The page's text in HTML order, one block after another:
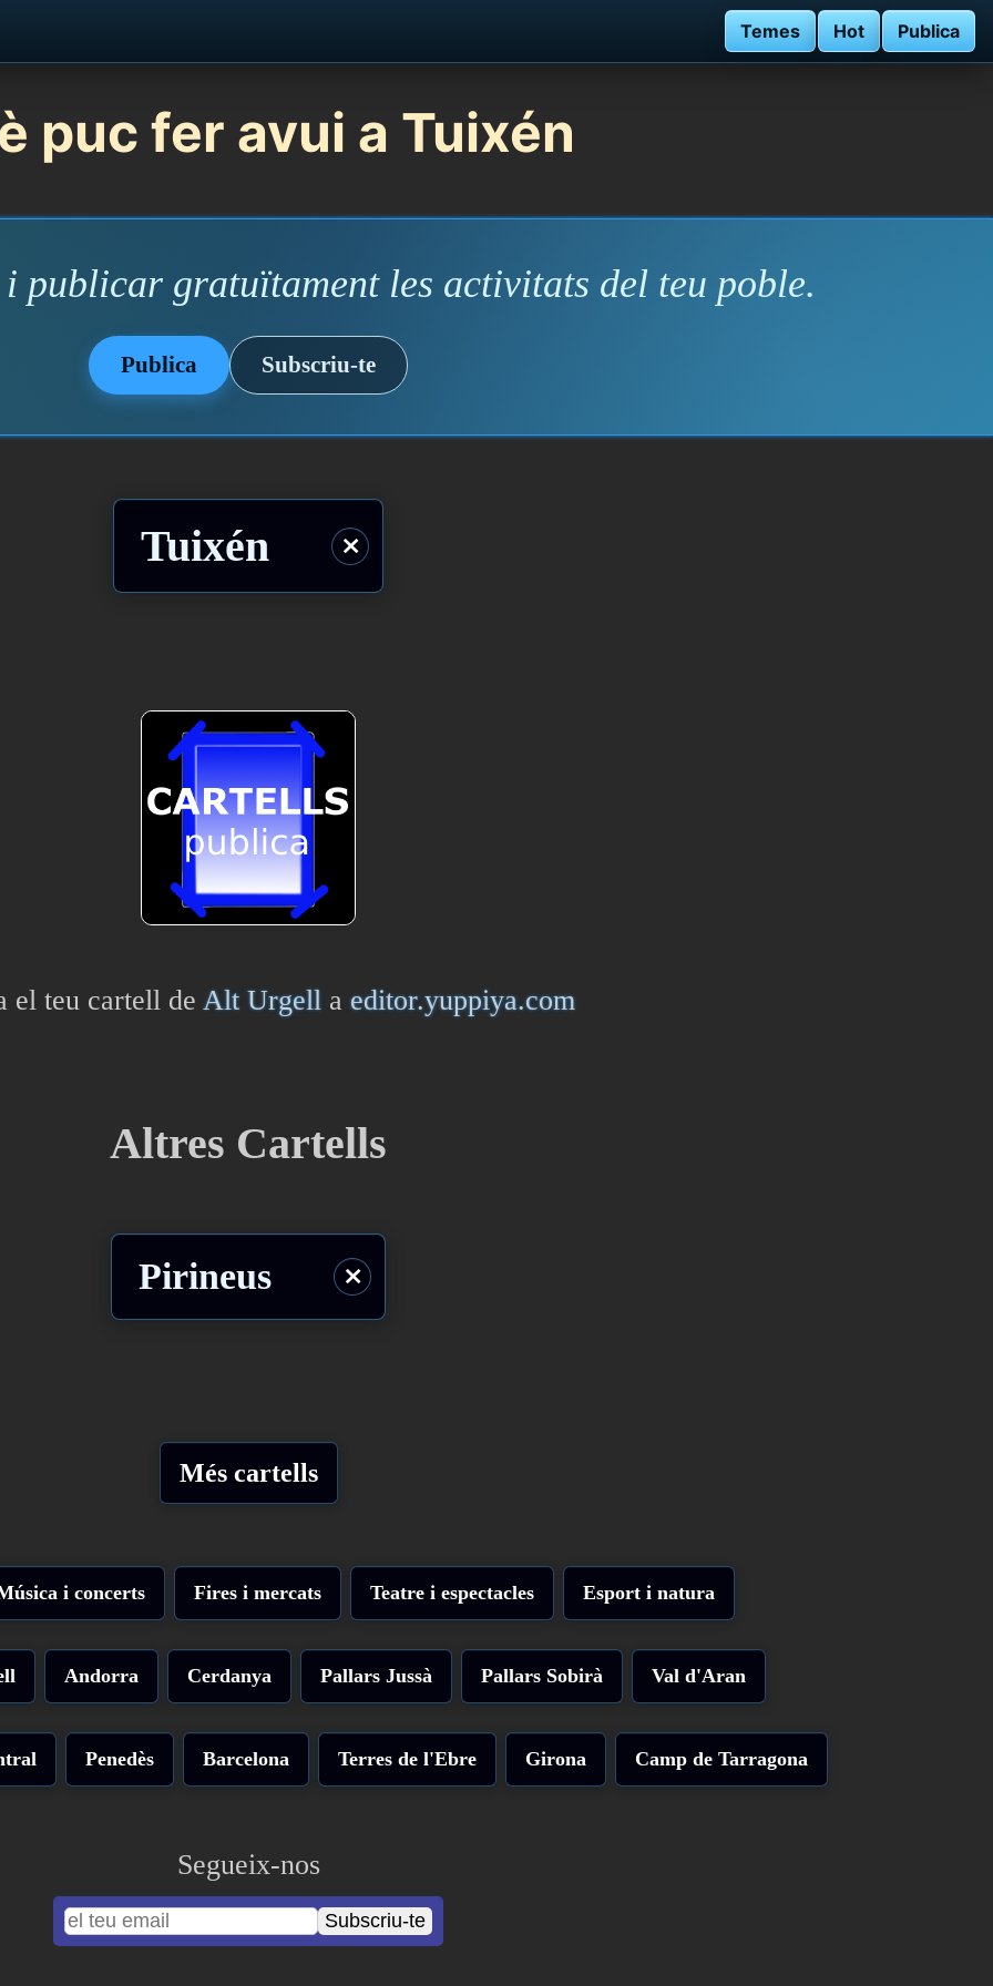
Temes Hot Publica
puc fer avui a Tuixén
publicar gratuïtament les activitats del teu poble.
Publica Subscriu-te
Tuixén ⨯
el teu cartell de Alt Urgell aeditor.yuppiya.com
Altres Cartells
Pirineus ⨯
Més cartells
i concerts Fires i mercats Teatre i espectacles Esport i natura
Andorra Cerdanya Pallars Jussà Pallars Sobirà Val d'Aran
Penedès Barcelona Terres de l'Ebre Girona Camp de Tarragona
Segueix-nos
Subscriu-te